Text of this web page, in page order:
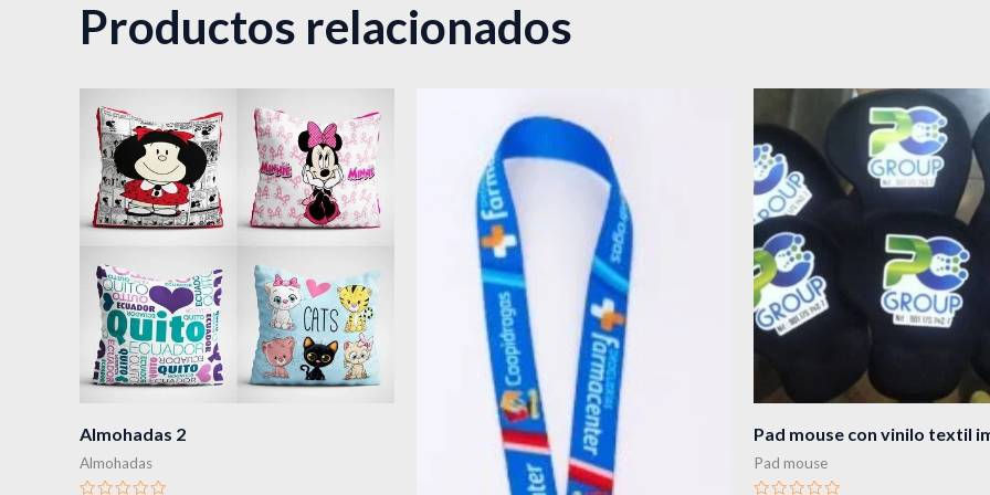
Productos relacionados
Almohadas 2
Almohadas
Pad mouse con vinilo textil
Pad mouse